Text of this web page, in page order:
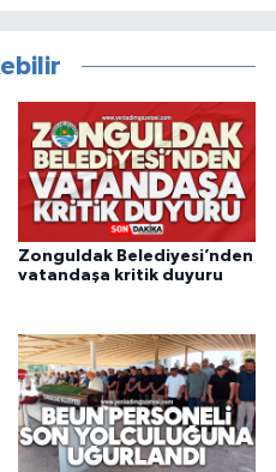
Zonguldak Belediyesi’nden
vatandaşa kritik duyuru